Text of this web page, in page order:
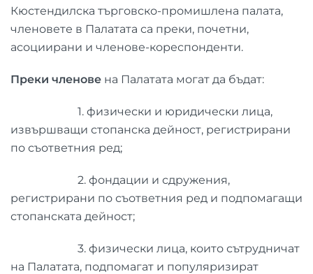
Кюстендилска търговско-промишлена палата,
членовете в Палатата са преки, почетни,
асоциирани и членове-кореспонденти.
Преки членове на Палатата могат да бъдат:
1. физически и юридически лица,
извършващи стопанска дейност, регистрирани
по съответния ред;
2. фондации и сдружения,
регистрирани по съответния ред и подпомагащи
стопанската дейност;
3. физически лица, които сътрудничат
на Палатата, подпомагат и популяризират